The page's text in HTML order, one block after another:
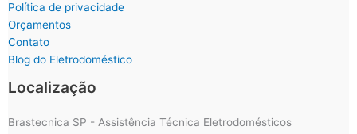
Política de privacidade
Orçamentos
Contato
Blog do Eletrodoméstico
Localização
Brastecnica SP - Assistência Técnica Eletrodomésticos